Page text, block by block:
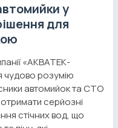
у
для
«АКВАТЕК-
чудово розумію
автомийок та СТО
серйозні
стічних вод, що